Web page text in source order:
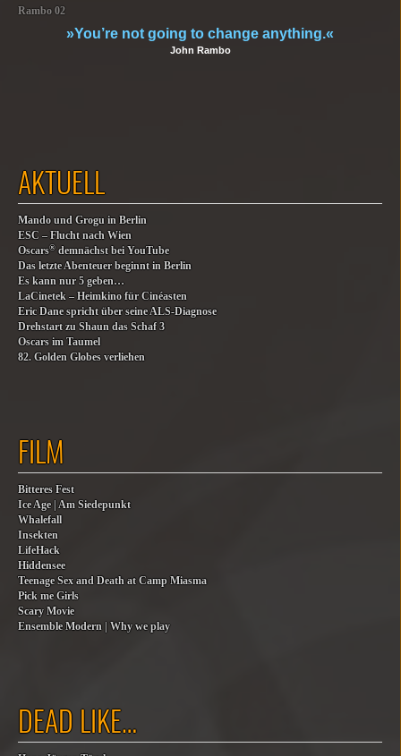
Rambo 02
»You’re not going to change anything.«
John Rambo
AKTUELL
Mando und Grogu in Berlin
ESC – Flucht nach Wien
Oscars® demnächst bei YouTube
Das letzte Abenteuer beginnt in Berlin
Es kann nur 5 geben…
LaCinetek – Heimkino für Cinéasten
Eric Dane spricht über seine ALS-Diagnose
Drehstart zu Shaun das Schaf 3
Oscars im Taumel
82. Golden Globes verliehen
FILM
Bitteres Fest
Ice Age | Am Siedepunkt
Whalefall
Insekten
LifeHack
Hiddensee
Teenage Sex and Death at Camp Miasma
Pick me Girls
Scary Movie
Ensemble Modern | Why we play
DEAD LIKE…